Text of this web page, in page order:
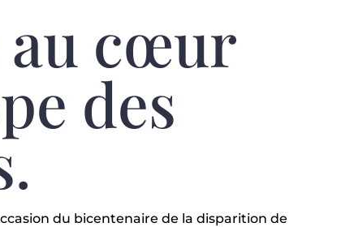
au cœur
des
du bicentenaire de la disparition de